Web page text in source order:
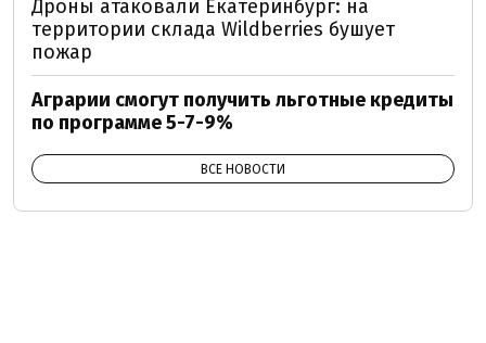
Дроны атаковали Екатеринбург: на
территории склада Wildberries бушует
пожар
Аграрии смогут получить льготные кредиты
по программе 5-7-9%
ВСЕ НОВОСТИ